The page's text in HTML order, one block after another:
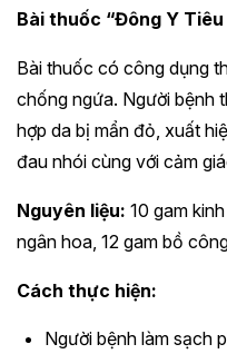
Bài thuốc “Đông Y Tiêu
Bài thuốc có công dụng
chống ngứa. Người bệnh
hợp da bị mẩn đỏ, xuất
đau nhói cùng với cảm
Nguyên liệu: 10 gam
ngân hoa, 12 gam bồ
Cách thực hiện:
Người bệnh làm sạch